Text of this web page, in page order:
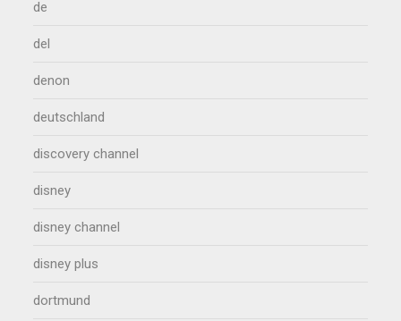
de
del
denon
deutschland
discovery channel
disney
disney channel
disney plus
dortmund